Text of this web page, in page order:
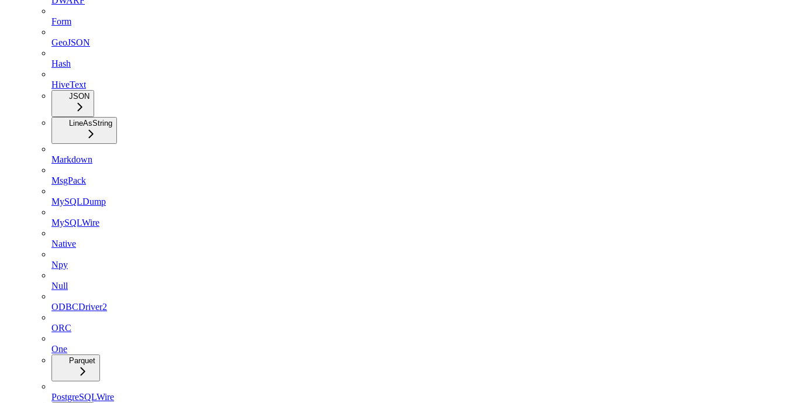
Form
GeoJSON
Hash
HiveText
JSON
LineAsString
Markdown
MsgPack
MySQLDump
MySQLWire
Native
Npy
Null
ODBCDriver2
ORC
One
Parquet
PostgreSQLWire